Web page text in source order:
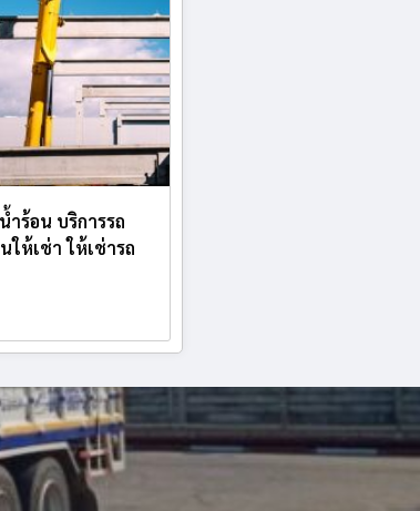
ำร้อน บริการรถ
ให้เช่า ให้เช่ารถ